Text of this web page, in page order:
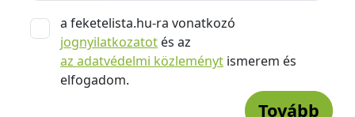
a feketelista.hu-ra vonatkozó
jognyilatkozatot és az
az adatvédelmi közleményt ismerem és
elfogadom.
Tovább